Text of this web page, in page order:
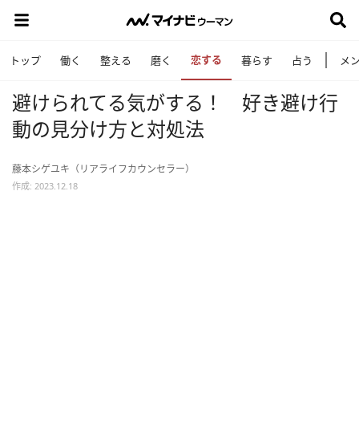
トップ 働く 整える 磨く 恋する 暮らす 占う メ
避けられてる気がする！ 好き避け行
動の見分け方と対処法
藤本シゲユキ（リアライフカウンセラー）
作成: 2023.12.18